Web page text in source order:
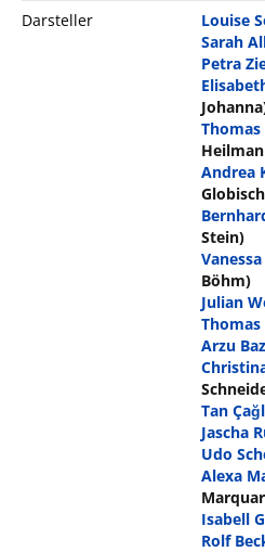
Darsteller
Louise
Sarah
Petra
Andrea
Stein)
Böhm)
Julian
Thomas
Arzu
Tan
Jascha
Udo
Alexa
Isabell
Rolf